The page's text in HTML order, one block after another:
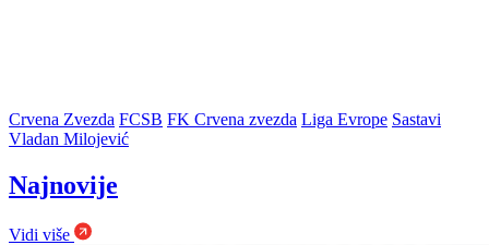
Crvena Zvezda FCSB FK Crvena zvezda Liga Evrope Sastavi
Vladan Milojević
Najnovije
Vidi više